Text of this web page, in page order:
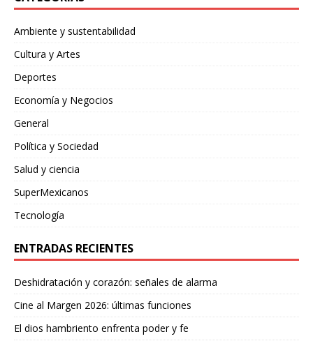
Ambiente y sustentabilidad
Cultura y Artes
Deportes
Economía y Negocios
General
Política y Sociedad
Salud y ciencia
SuperMexicanos
Tecnología
ENTRADAS RECIENTES
Deshidratación y corazón: señales de alarma
Cine al Margen 2026: últimas funciones
El dios hambriento enfrenta poder y fe